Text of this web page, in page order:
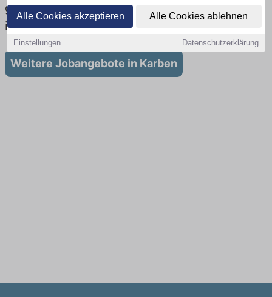
Alle Cookies akzeptieren Alle Cookies ablehnen
Einstellungen Datenschutzerklärung
gibt es keine Stellenangebote für Ausbildung
in Karben
Weitere Jobangebote in Karben